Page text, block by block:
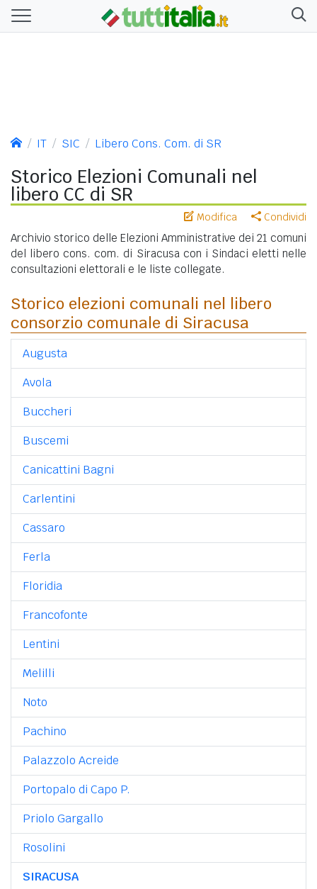
IT SIC Libero Cons. Com. di SR
Storico Elezioni Comunali nel
libero CC di SR
Modifica Condividi
Archivio storico delle Elezioni Amministrative dei 21 comuni
del libero cons. com. di Siracusa con i Sindaci eletti nelle
consultazioni elettorali e le liste collegate.
Storico elezioni comunali nel libero
consorzio comunale di Siracusa
Augusta
Avola
Buccheri
Buscemi
Canicattini Bagni
Carlentini
Cassaro
Ferla
Floridia
Francofonte
Lentini
Melilli
Noto
Pachino
Palazzolo Acreide
Portopalo di Capo P.
Priolo Gargallo
Rosolini
SIRACUSA